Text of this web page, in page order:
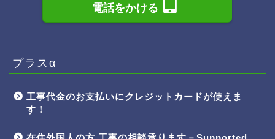
電話をかける
プラスα
工事代金のお支払いにクレジットカードが使えま
す！